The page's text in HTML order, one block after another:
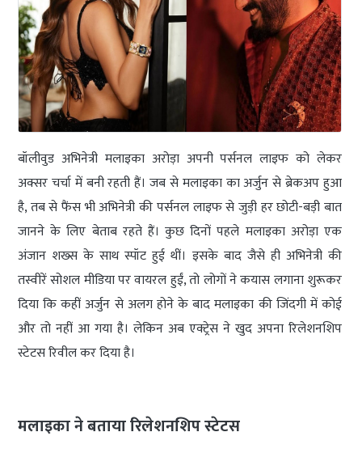
बॉलीवुड अभिनेत्री मलाइका अरोड़ा अपनी पर्सनल लाइफ को लेकर
अक्सर चर्चा में बनी रहती हैं। जब से मलाइका का अर्जुन से ब्रेकअप हुआ
है, तब से फैंस भी अभिनेत्री की पर्सनल लाइफ से जुड़ी हर छोटी-बड़ी बात
जानने के लिए बेताब रहते हैं। कुछ दिनों पहले मलाइका अरोड़ा एक
अंजान शख्स के साथ स्पॉट हुई थीं। इसके बाद जैसे ही अभिनेत्री की
तस्वीरें सोशल मीडिया पर वायरल हुईं, तो लोगों ने कयास लगाना शुरूकर
दिया कि कहीं अर्जुन से अलग होने के बाद मलाइका की जिंदगी में कोई
और तो नहीं आ गया है। लेकिन अब एक्ट्रेस ने खुद अपना रिलेशनशिप
स्टेटस रिवील कर दिया है।
मलाइका ने बताया रिलेशनशिप स्टेटस